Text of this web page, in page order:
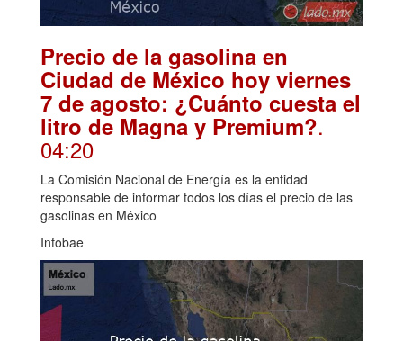
Precio de la gasolina en
Ciudad de México hoy viernes
7 de agosto: ¿Cuánto cuesta el
litro de Magna y Premium?.
04:20
La Comisión Nacional de Energía es la entidad
responsable de informar todos los días el precio de las
gasolinas en México
Infobae